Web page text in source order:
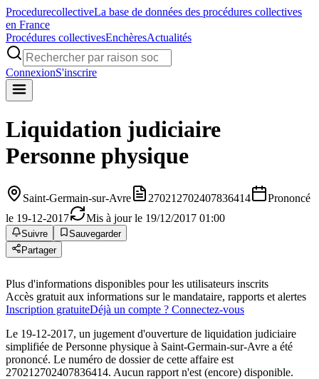
ProcedurecollectiveLa base de données des procédures collectives
en France
Procédures collectivesEnchèresActualités
ConnexionS'inscrire
Liquidation judiciaire
Personne physique
Saint-Germain-sur-Avre 270212702407836414
Prononcé
le 19-12-2017
Mis à jour le 19/12/2017 01:00
Suivre
Sauvegarder
Partager
Plus d'informations disponibles pour les utilisateurs inscrits
Accès gratuit aux informations sur le mandataire, rapports et alertes
Inscription gratuiteDéjà un compte ? Connectez-vous
Le 19-12-2017, un jugement d'ouverture de liquidation judiciaire
simplifiée de Personne physique à Saint-Germain-sur-Avre a été
prononcé. Le numéro de dossier de cette affaire est
270212702407836414. Aucun rapport n'est (encore) disponible.